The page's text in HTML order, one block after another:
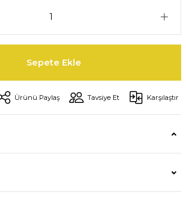
Sepete Ekle
Ürünü Paylaş Tavsiye Et Karşılaştır